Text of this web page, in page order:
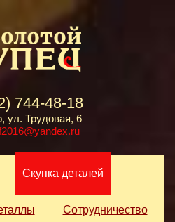
744-48-18
ул. Трудовая, 6
Скупка деталей
Сотрудничество